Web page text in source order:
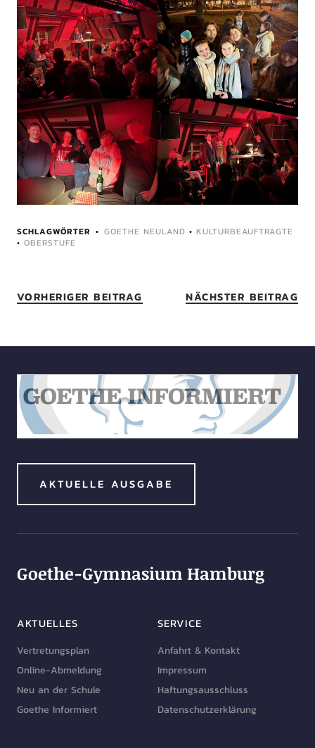
SCHLAGWÖRTER GOETHE NEULAND • KULTURBEAUFTRAGTE
• OBERSTUFE
VORHERIGER BEITRAG NÄCHSTER BEITRAG
AKTUELLE AUSGABE
Goethe-Gymnasium Hamburg
AKTUELLES
Vertretungsplan
Online-Abmeldung
Neu an der Schule
Goethe Informiert
SERVICE
Anfahrt & Kontakt
Impressum
Haftungsausschluss
Datenschutzerklärung